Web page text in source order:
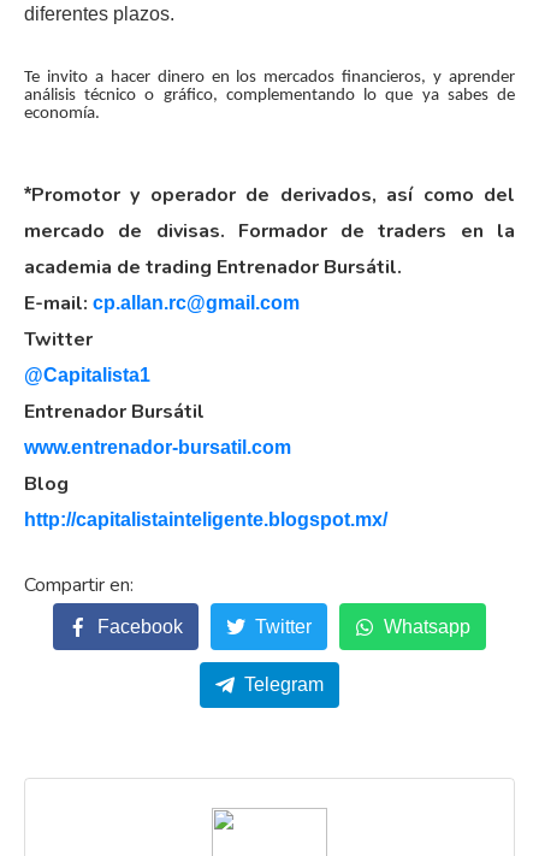
diferentes plazos.
Te invito a hacer dinero en los mercados financieros, y aprender
análisis técnico o gráfico, complementando lo que ya sabes de
economía.
*Promotor y operador de derivados, así como del
mercado de divisas. Formador de traders en la
academia de trading Entrenador Bursátil.
E-mail: cp.allan.rc@gmail.com
Twitter
@Capitalista1
Entrenador Bursátil
www.entrenador-bursatil.com
Blog
http://capitalistainteligente.blogspot.mx/
Facebook Twitter Whatsapp
Telegram